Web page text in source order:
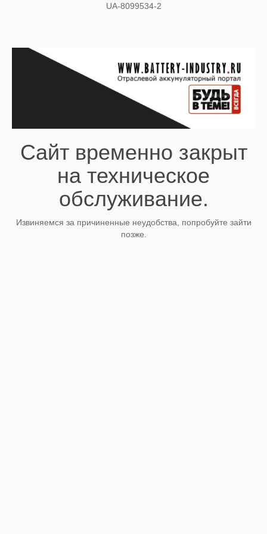
UA-8099534-2
Сайт временно закрыт
на техническое
обслуживание.
Извиняемся за причиненные неудобства, попробуйте зайти
позже.